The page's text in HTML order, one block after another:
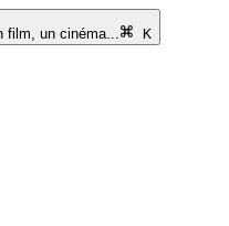
film, un cinéma...
K